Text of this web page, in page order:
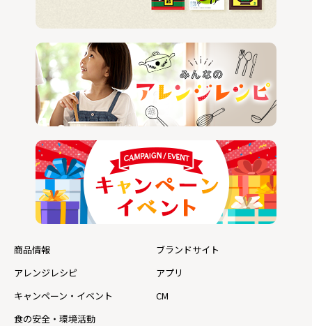
商品情報
ブランドサイト
アレンジレシピ
アプリ
キャンペーン・イベント
CM
食の安全・環境活動